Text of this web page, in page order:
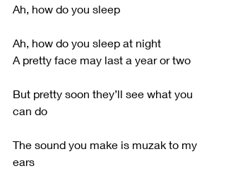
Ah, how do you sleep
Ah, how do you sleep at night
A pretty face may last a year or two
But pretty soon they’ll see what you
can do
The sound you make is muzak to my
ears